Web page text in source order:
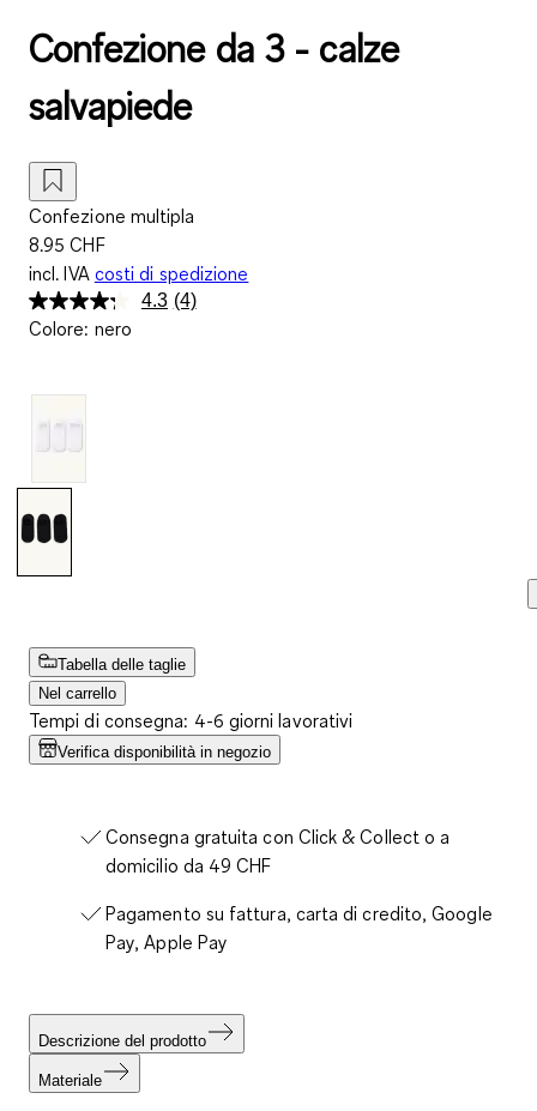
Confezione da 3 - calze
salvapiede
Confezione multipla
8.95 CHF
incl. IVA costi di spedizione
4.3 Leggi
(4)
Colore: nero
Tabella delle taglie
Nel carrello
Tempi di consegna: 4-6 giorni lavorativi
Verifica disponibilità in negozio
Consegna gratuita con Click & Collect o a
domicilio da 49 CHF
Pagamento su fattura, carta di credito, Google
Pay, Apple Pay
Descrizione del prodotto
Materiale